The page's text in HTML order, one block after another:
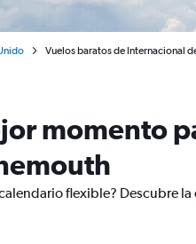
Vuelos baratos de Internacional
momento
flexible? Descubre